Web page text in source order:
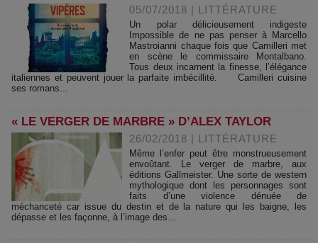
05/07/2018 | LITTÉRATURE
Un polar délicieusement indigeste
Impossible de ne pas penser à Marcello
Mastroianni chaque fois que Camilleri met
en scène le commissaire Montalbano.
Tous deux incarnent la finesse, l’élégance
italiennes et peuvent jouer la parfaite imbécillité. Camilleri cuisine
ses romans...
« LE VERGER DE MARBRE » D’ALEX TAYLOR
26/02/2018 | LITTÉRATURE
Même l’enfer peut être monstrueusement
envoûtant. Le verger de marbre, aux
éditions Gallmeister. Une sorte de western
mythologique dont les personnages sont
faits d’une violence dénuée de
méchanceté car issue du destin et de la nature qui les baigne, les
dépasse et les façonne, à l’image des...